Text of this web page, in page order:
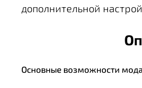
дополнительной
Основные возможности